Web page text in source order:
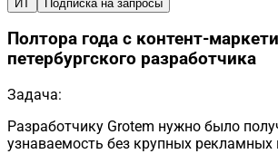
ИТ Подписка на запросы
Полтора года с контент-
петербургского разработчика
Задача:
Разработчику Grotem нужно было
узнаваемость без крупных рекламных